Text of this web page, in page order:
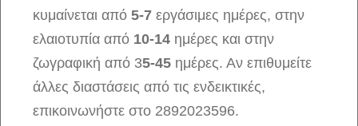
κυμαίνεται από 5-7 εργάσιμες ημέρες, στην
ελαιοτυπία από 10-14 ημέρες και στην
ζωγραφική από 35-45 ημέρες. Αν επιθυμείτε
άλλες διαστάσεις από τις ενδεικτικές,
επικοινωνήστε στο 2892023596.